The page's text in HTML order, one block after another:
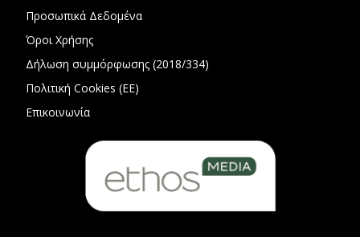
Προσωπικά Δεδομένα
Όροι Χρήσης
Δήλωση συμμόρφωσης (2018/334)
Πολιτική Cookies (ΕΕ)
Επικοινωνία